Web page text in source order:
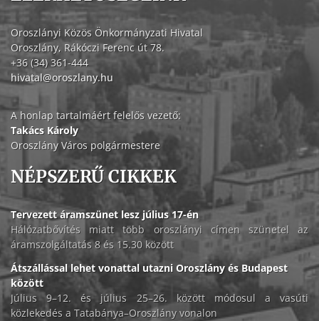
Oroszlányi Közös Önkormányzati Hivatal
Oroszlány, Rákóczi Ferenc út 78.
+36 (34) 361-444
hivatal@oroszlany.hu
A honlap tartalmáért felelős vezető:
Takács Károly
Oroszlány Város polgármestere
NÉPSZERŰ CIKKEK
Tervezett áramszünet lesz július 17-én
Hálózatbővítés miatt több oroszlányi címen szünetel az
áramszolgáltatás 8 és 15.30 között
Átszállással lehet vonattal utazni Oroszlány és Budapest
között
Július 9–12. és július 25–26. között módosul a vasúti
közlekedés a Tatabánya–Oroszlány vonalon